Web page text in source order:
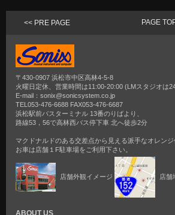
<< PRE PAGE PAGE
〒430-0907 浜松市中区高林4-5-8
火曜日定休、営業時間は11:00-20:00 (LMスタジオは
E-mail：sonix@sonicsystem.co.jp
TEL053-476-6688 FAX053-476-6687
浜松駅前バスターミナル 13番のりばより、
路線53，56で高林西バス停下車 北へ徒歩2分
マクドナルドのある交差点から見える派手なオレン
お車は店舗１F駐車場をご利用下さい。
店舗外観イメージ 店舗
ABOUT US